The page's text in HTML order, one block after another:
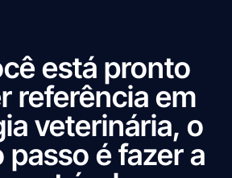
está pronto
referência em
veterinária, o
é fazer a